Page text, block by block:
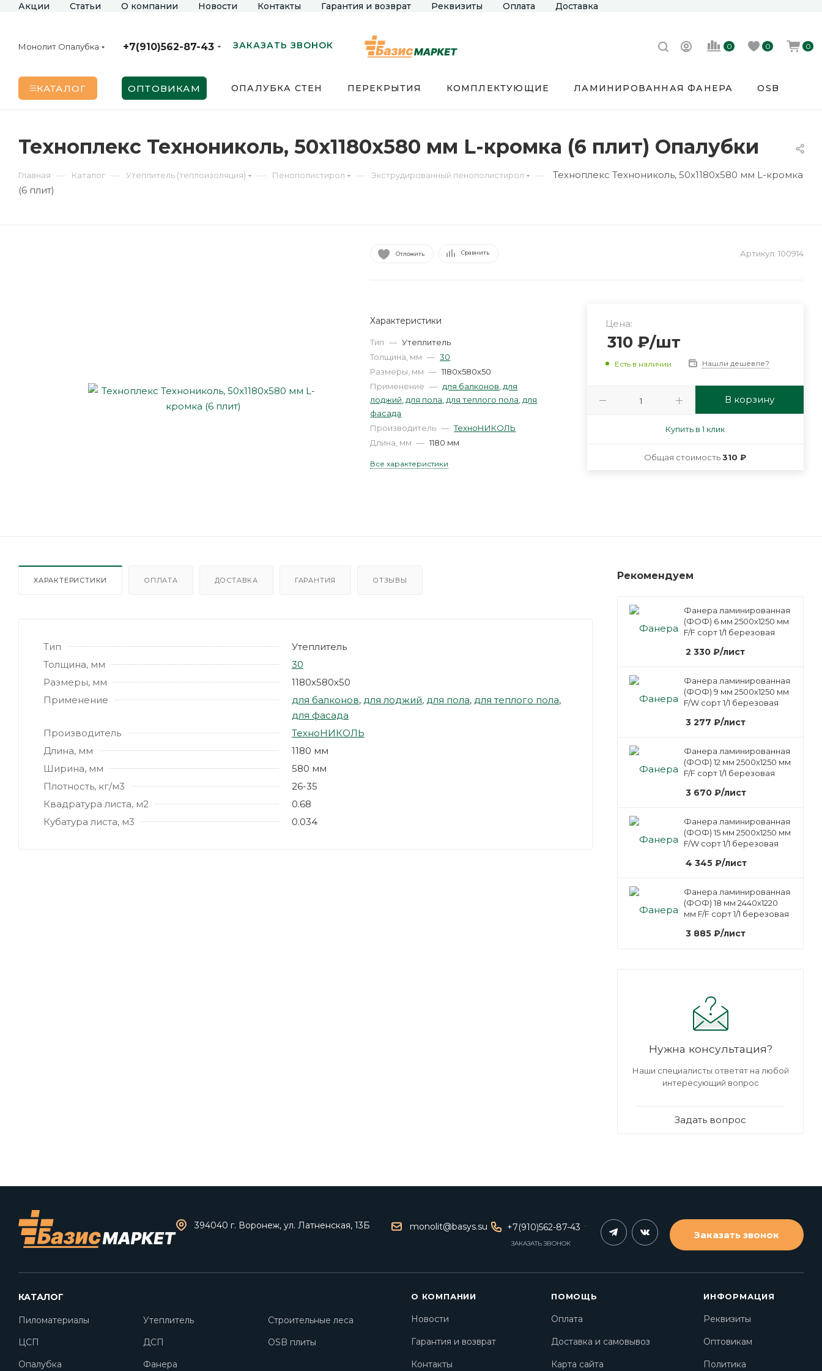
Акции Статьи О компании Новости Контакты Гарантия и возврат Реквизиты Оплата Доставка
Монолит Опалубка +7(910)562-87-43 ЗАКАЗАТЬ ЗВОНОК 0 0 0
КАТАЛОГ ОПТОВИКАМ ОПАЛУБКА СТЕН ПЕРЕКРЫТИЯ КОМПЛЕКТУЮЩИЕ ЛАМИНИРОВАННАЯ ФАНЕРА OSB
Техноплекс Технониколь, 50x1180x580 мм L-кромка (6 плит) Опалубки
Главная — Каталог — Утеплитель (теплоизоляция) — Пенополистирол — Экструдированный пенополистирол —
Техноплекс Технониколь, 50x1180x580 мм L-кромка
(6 плит)
Отложить Сравнить Артикул: 100914
Характеристики
Тип — Утеплитель
Толщина, мм — 30
Размеры, мм — 1180х580х50
Применение — для балконов для
лоджий для пола для теплого пола для
фасада
Производитель — ТехноНИКОЛЬ
Длина, мм — 1180 мм
Все характеристики
Цена:
310 ₽/шт
Есть в наличии Нашли дешевле?
В корзину
Купить в 1 клик
Общая стоимость310 ₽
ХАРАКТЕРИСТИКИ ОПЛАТА ДОСТАВКА ГАРАНТИЯ ОТЗЫВЫ
Тип
Утеплитель
Толщина, мм
30
Размеры, мм
1180х580х50
Применение
для балконов, для лоджий, для пола, для теплого пола,
для фасада
Производитель
ТехноНИКОЛЬ
Длина, мм
1180 мм
Ширина, мм
580 мм
Плотность, кг/м3
26-35
Квадратура листа, м2
0.68
Кубатура листа, м3
0.034
Рекомендуем
Фанера ламинированная
(ФОФ) 6 мм 2500х1250 мм
F/F сорт 1/1 березовая
2 330 ₽/лист
Фанера ламинированная
(ФОФ) 9 мм 2500х1250 мм
F/W сорт 1/1 березовая
3 277 ₽/лист
Фанера ламинированная
(ФОФ) 12 мм 2500х1250 мм
F/F сорт 1/1 березовая
3 670 ₽/лист
Фанера ламинированная
(ФОФ) 15 мм 2500х1250 мм
F/W сорт 1/1 березовая
4 345 ₽/лист
Фанера ламинированная
(ФОФ) 18 мм 2440х1220
мм F/F сорт 1/1 березовая
3 885 ₽/лист
Нужна консультация?
Наши специалисты ответят на любой
интересующий вопрос
Задать вопрос
394040 г. Воронеж, ул. Латненская, 13Б monolit@basys.su +7(910)562-87-43
ЗАКАЗАТЬ ЗВОНОК
Заказать звонок
КАТАЛОГ
Пиломатериалы Утеплитель
Строительные леса
ЦСП
ДСП
OSB плиты
Опалубка
Фанера
О КОМПАНИИ
Новости
Гарантия и возврат
Контакты
ПОМОЩЬ
Оплата
Доставка и самовывоз
Карта сайта
ИНФОРМАЦИЯ
Реквизиты
Оптовикам
Политика